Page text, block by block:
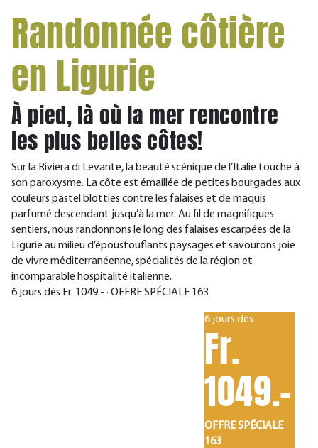
Randonnée côtière
en Ligurie
À pied, là où la mer rencontre
les plus belles côtes!
Sur la Riviera di Levante, la beauté scénique de l’Italie touche à
son paroxysme. La côte est émaillée de petites bourgades aux
couleurs pastel blotties contre les falaises et de maquis
parfumé descendant jusqu’à la mer. Au fil de magnifiques
sentiers, nous randonnons le long des falaises escarpées de la
Ligurie au milieu d’époustouflants paysages et savourons joie
de vivre méditerranéenne, spécialités de la région et
incomparable hospitalité italienne.
6 jours dès Fr. 1049.- · OFFRE SPÉCIALE 163
6 jours dès
Fr.
1049.-
OFFRE SPÉCIALE
163